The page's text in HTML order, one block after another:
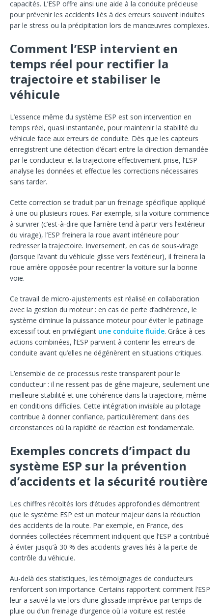
capacités. L’ESP offre ainsi une aide à la conduite précieuse
pour prévenir les accidents liés à des erreurs souvent induites
par le stress ou la précipitation lors de manœuvres complexes.
Comment l’ESP intervient en
temps réel pour rectifier la
trajectoire et stabiliser le
véhicule
L’essence même du système ESP est son intervention en
temps réel, quasi instantanée, pour maintenir la stabilité du
véhicule face aux erreurs de conduite. Dès que les capteurs
enregistrent une détection d’écart entre la direction demandée
par le conducteur et la trajectoire effectivement prise, l’ESP
analyse les données et effectue les corrections nécessaires
sans tarder.
Cette correction se traduit par un freinage spécifique appliqué
à une ou plusieurs roues. Par exemple, si la voiture commence
à survirer (c’est-à-dire que l’arrière tend à partir vers l’extérieur
du virage), l’ESP freinera la roue avant intérieure pour
redresser la trajectoire. Inversement, en cas de sous-virage
(lorsque l’avant du véhicule glisse vers l’extérieur), il freinera la
roue arrière opposée pour recentrer la voiture sur la bonne
voie.
Ce travail de micro-ajustements est réalisé en collaboration
avec la gestion du moteur : en cas de perte d’adhérence, le
système diminue la puissance moteur pour éviter le patinage
excessif tout en privilégiant une conduite fluide. Grâce à ces
actions combinées, l’ESP parvient à contenir les erreurs de
conduite avant qu’elles ne dégénèrent en situations critiques.
L’ensemble de ce processus reste transparent pour le
conducteur : il ne ressent pas de gêne majeure, seulement une
meilleure stabilité et une cohérence dans la trajectoire, même
en conditions difficiles. Cette intégration invisible au pilotage
contribue à donner confiance, particulièrement dans des
circonstances où la rapidité de réaction est fondamentale.
Exemples concrets d’impact du
système ESP sur la prévention
d’accidents et la sécurité routière
Les chiffres récoltés lors d’études approfondies démontrent
que le système ESP est un moteur majeur dans la réduction
des accidents de la route. Par exemple, en France, des
données collectées récemment indiquent que l’ESP a contribué
à éviter jusqu’à 30 % des accidents graves liés à la perte de
contrôle du véhicule.
Au-delà des statistiques, les témoignages de conducteurs
renforcent son importance. Certains rapportent comment l’ESP
leur a sauvé la vie lors d’une glissade imprévue par temps de
pluie ou d’un freinage d’urgence où la voiture est restée